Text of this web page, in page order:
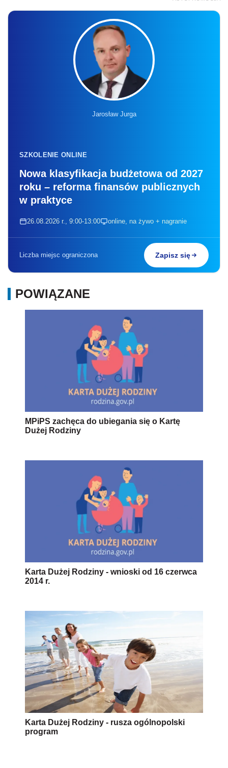
Jarosław Jurga
SZKOLENIE ONLINE
Nowa klasyfikacja budżetowa od 2027
roku – reforma finansów publicznych
w praktyce
26.08.2026 r., 9:00-13:00 online, na żywo + nagranie
Liczba miejsc ograniczona Zapisz się
POWIĄZANE
MPiPS zachęca do ubiegania się o Kartę
Dużej Rodziny
Karta Dużej Rodziny - wnioski od 16 czerwca
2014 r.
Karta Dużej Rodziny - rusza ogólnopolski
program